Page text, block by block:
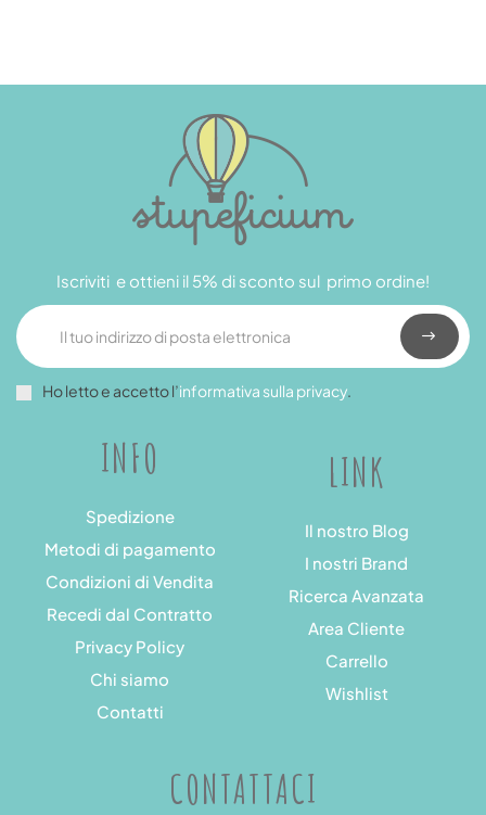
INFO
Spedizione
Metodi di pagamento
Condizioni di Vendita
Recedi dal Contratto
Privacy Policy
Chi siamo
Contatti
LINK
Il nostro Blog
I nostri Brand
Ricerca Avanzata
Area Cliente
Carrello
Wishlist
Iscriviti e ottieni il 5% di sconto sul primo ordine!
Ho letto e accetto l’informativa sulla privacy.
CONTATTACI